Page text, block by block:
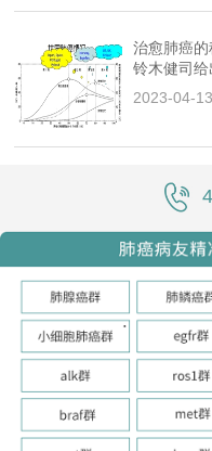
治愈肺癌
铃木健司给
2023-04-13